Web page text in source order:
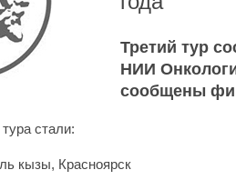
Третий тур
НИИ
сообщены
стали:
кызы, Красноярск